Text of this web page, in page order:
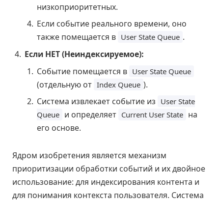
низкоприоритетных.
Если событие реального времени, оно
также помещается в User State Queue .
Если НЕТ (Неиндексируемое):
Событие помещается в User State Queue
(отдельную от Index Queue ).
Система извлекает событие из User State
Queue и определяет Current User State на
его основе.
Ядром изобретения является механизм
приоритизации обработки событий и их двойное
использование: для индексирования контента и
для понимания контекста пользователя. Система